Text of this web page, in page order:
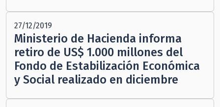
27/12/2019
Ministerio de Hacienda informa
retiro de US$ 1.000 millones del
Fondo de Estabilización Económica
y Social realizado en diciembre